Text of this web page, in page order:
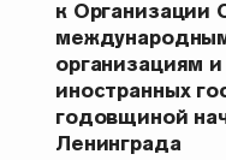
к Организации
организациям
иностранных
годовщиной
Ленинграда